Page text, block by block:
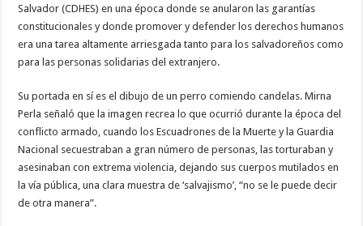
Salvador (CDHES) en una época donde se anularon las garantías
constitucionales y donde promover y defender los derechos humanos
era una tarea altamente arriesgada tanto para los salvadoreños como
para las personas solidarias del extranjero.
Su portada en sí es el dibujo de un perro comiendo candelas. Mirna
Perla señaló que la imagen recrea lo que ocurrió durante la época del
conflicto armado, cuando los Escuadrones de la Muerte y la Guardia
Nacional secuestraban a gran número de personas, las torturaban y
asesinaban con extrema violencia, dejando sus cuerpos mutilados en
la vía pública, una clara muestra de ‘salvajismo’, “no se le puede decir
de otra manera”.